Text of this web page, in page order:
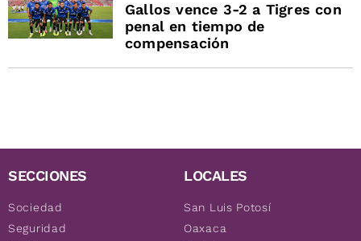
Gallos vence 3-2 a Tigres con
penal en tiempo de
compensación
SECCIONES
Sociedad
Seguridad
LOCALES
San Luis Potosí
Oaxaca